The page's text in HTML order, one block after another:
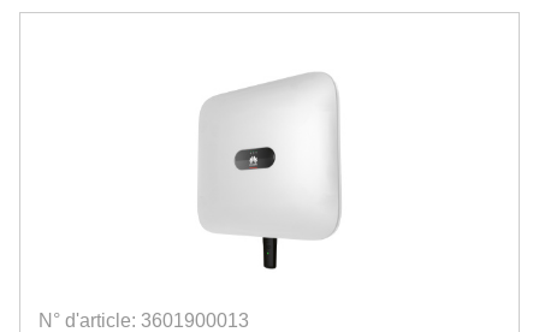
N° d'article: 3601900013